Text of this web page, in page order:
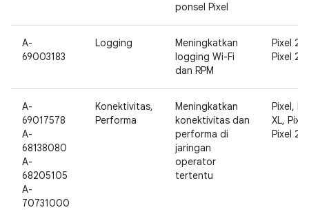
ponsel Pixel
A-
69003183
Logging
Meningkatkan
logging Wi-Fi
dan RPM
Pixel 2,
Pixel 2
A-
69017578
A-
68138080
A-
68205105
A-
70731000
Konektivitas,
Performa
Meningkatkan
konektivitas dan
performa di
jaringan
operator
tertentu
Pixel,
XL,
Pixel 2